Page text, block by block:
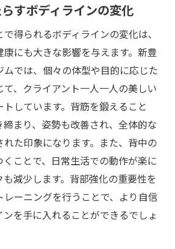
すボディラインの変化
得られるボディラインの変化は、
にも大きな影響を与えます。新豊
では、個々の体型や目的に応じた
て、クライアント一人一人の美しい
しています。背筋を鍛えること
まり、姿勢も改善され、全体的な
た印象になります。また、背中の
ことで、日常生活での動作が楽に
減少します。背部強化の重要性を
ーニングを行うことで、より自信
を手に入れることができるでしょ